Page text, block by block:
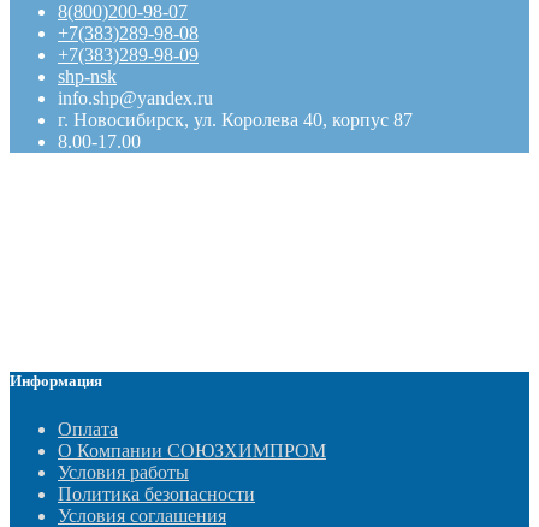
8(800)200-98-07
+7(383)289-98-08
+7(383)289-98-09
shp-nsk
info.shp@yandex.ru
г. Новосибирск, ул. Королева 40, корпус 87
8.00-17.00
Информация
Оплата
О Компании СОЮЗХИМПРОМ
Условия работы
Политика безопасности
Условия соглашения